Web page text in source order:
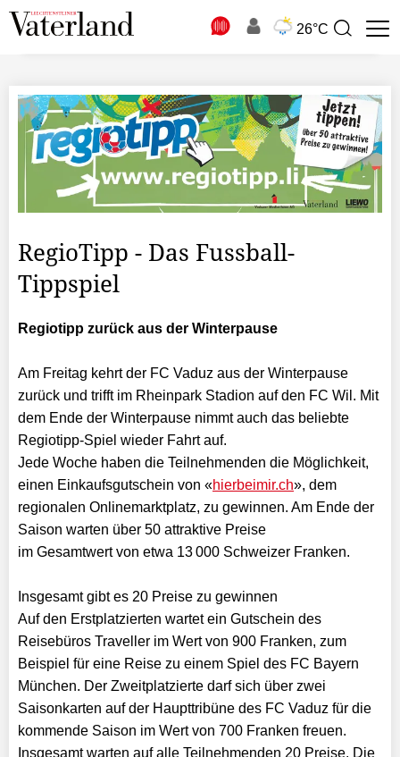
26°C
Suchbegriff
RegioTipp - Das Fussball-
Tippspiel
Regiotipp zurück aus der Winterpause
Am Freitag kehrt der FC Vaduz aus der Winterpause
zurück und trifft im Rheinpark Stadion auf den FC Wil. Mit
dem Ende der Winterpause nimmt auch das beliebte
Regiotipp-Spiel wieder Fahrt auf.
Jede Woche haben die Teilnehmenden die Möglichkeit,
einen Einkaufsgutschein von «hierbeimir.ch», dem
regionalen Onlinemarktplatz, zu gewinnen. Am Ende der
Saison warten über 50 attraktive Preise
im Gesamtwert von etwa 13 000 Schweizer Franken.
Insgesamt gibt es 20 Preise zu gewinnen
Auf den Erstplatzierten wartet ein Gutschein des
Reisebüros Traveller im Wert von 900 Franken, zum
Beispiel für eine Reise zu einem Spiel des FC Bayern
München. Der Zweitplatzierte darf sich über zwei
Saisonkarten auf der Haupttribüne des FC Vaduz für die
kommende Saison im Wert von 700 Franken freuen.
Insgesamt warten auf alle Teilnehmenden 20 Preise. Die